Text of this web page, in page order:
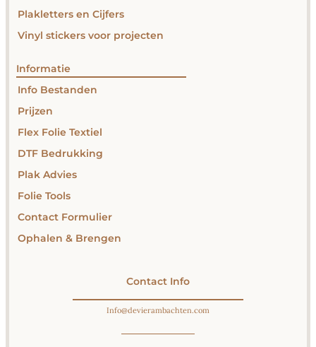
Plakletters en Cijfers
Vinyl stickers voor projecten
Informatie
Info Bestanden
Prijzen
Flex Folie Textiel
DTF Bedrukking
Plak Advies
Folie Tools
Contact Formulier
Ophalen & Brengen
Contact Info
Info@devierambachten.com